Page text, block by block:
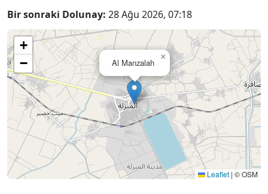
Bir sonraki Dolunay: 28 Ağu 2026, 07:18
Al Manzalah
×
+
−
Leaflet | © OSM